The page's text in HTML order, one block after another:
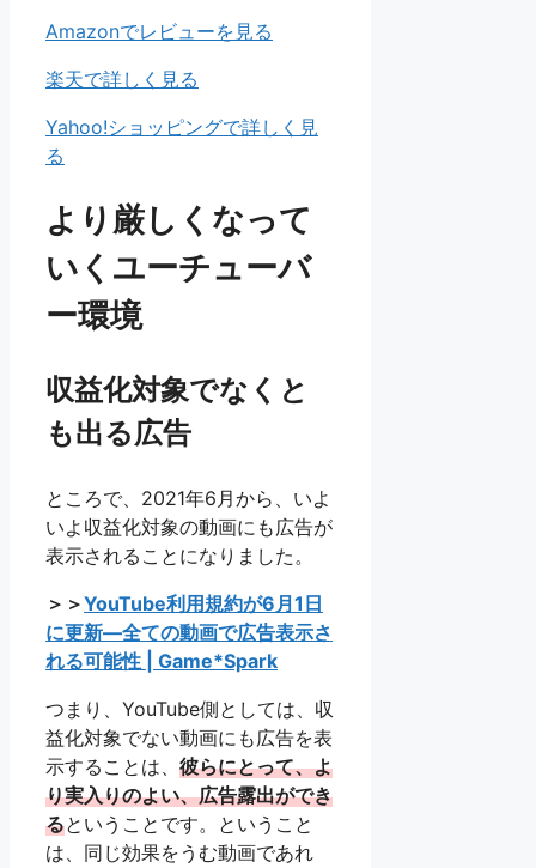
Amazonでレビューを見る
楽天で詳しく見る
Yahoo!ショッピングで詳しく見
る
より厳しくなって
いくユーチューバ
ー環境
収益化対象でなくと
も出る広告
ところで、2021年6月から、いよ
いよ収益化対象の動画にも広告が
表示されることになりました。
＞＞YouTube利用規約が6月1日
に更新―全ての動画で広告表示さ
れる可能性 | Game*Spark
つまり、YouTube側としては、収
益化対象でない動画にも広告を表
示することは、 彼らにとって、よ
り実入りのよい、広告露出ができ
るということです。ということ
は、同じ効果をうむ動画であれ